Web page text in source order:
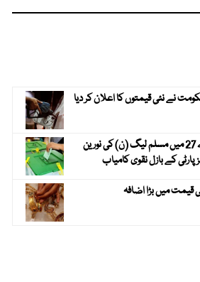
نے نئی قیمتوں کا اعلان کر دیا
آزاد کشمیر الیکشن ، ایل اے 27 میں مسلم لیگ (ن) کی نورین
میں بڑا اضافہ